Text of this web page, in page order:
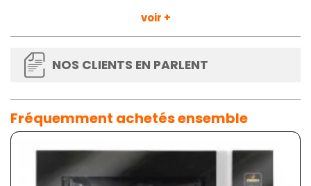
5,6 kg, le pont chauffant IHR1730
hauteur pour un confort d'utilisation optimal.
Ne laissez plus refroidir vos plats avant de les servir et
gagnez en efficacité en cuisine avec ce pont chauffant
professionnel de qualité.
voir +
NOS CLIENTS EN PARLENT
Fréquemment achetés ensemble